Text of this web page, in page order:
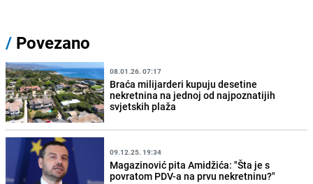
/ Povezano
08.01.26. 07:17
Braća milijarderi kupuju desetine
nekretnina na jednoj od najpoznatijih
svjetskih plaža
09.12.25. 19:34
Magazinović pita Amidžića: "Šta je s
povratom PDV-a na prvu nekretninu?"